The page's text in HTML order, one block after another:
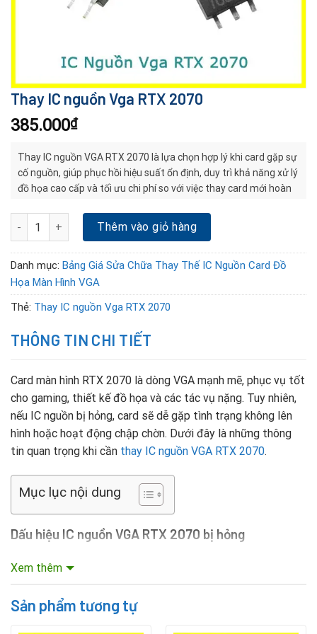
Thay IC nguồn Vga RTX 2070
385.000₫
Thay IC nguồn VGA RTX 2070 là lựa chọn hợp lý khi card gặp sự
cố nguồn, giúp phục hồi hiệu suất ổn định, duy trì khả năng xử lý
đồ họa cao cấp và tối ưu chi phí so với việc thay card mới hoàn
Thay IC nguồn Vga RTX 2070 số lượng
Thêm vào giỏ hàng
Danh mục: Bảng Giá Sửa Chữa Thay Thế IC Nguồn Card Đồ
Họa Màn Hình VGA
Thẻ: Thay IC nguồn Vga RTX 2070
THÔNG TIN CHI TIẾT
Card màn hình RTX 2070 là dòng VGA mạnh mẽ, phục vụ tốt
cho gaming, thiết kế đồ họa và các tác vụ nặng. Tuy nhiên,
nếu IC nguồn bị hỏng, card sẽ dễ gặp tình trạng không lên
hình hoặc hoạt động chập chờn. Dưới đây là những thông
tin quan trọng khi cần thay IC nguồn VGA RTX 2070.
Mục lục nội dung
Dấu hiệu IC nguồn VGA RTX 2070 bị hỏng
Xem thêm
Sản phẩm tương tự